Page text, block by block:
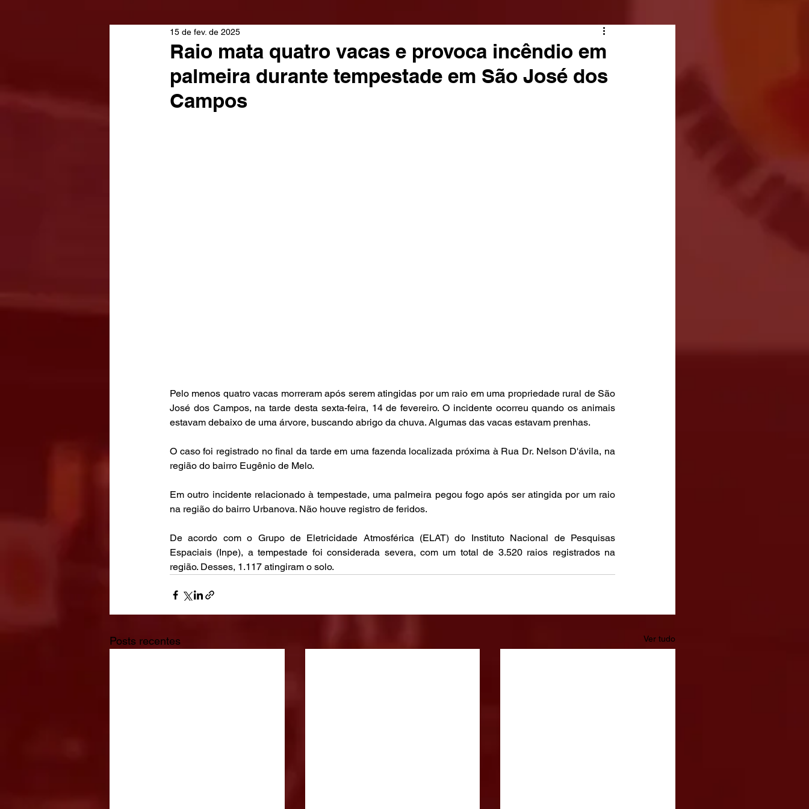
Raio mata quatro vacas e provoca incêndio em
palmeira durante tempestade em São José dos
Campos
15 de fev. de 2025
Pelo menos quatro vacas morreram após serem atingidas por um raio em uma propriedade rural de São
José dos Campos, na tarde desta sexta-feira, 14 de fevereiro. O incidente ocorreu quando os animais
estavam debaixo de uma árvore, buscando abrigo da chuva. Algumas das vacas estavam prenhas.
O caso foi registrado no final da tarde em uma fazenda localizada próxima à Rua Dr. Nelson D'ávila, na
região do bairro Eugênio de Melo.
Em outro incidente relacionado à tempestade, uma palmeira pegou fogo após ser atingida por um raio
na região do bairro Urbanova. Não houve registro de feridos.
De acordo com o Grupo de Eletricidade Atmosférica (ELAT) do Instituto Nacional de Pesquisas
Espaciais (Inpe), a tempestade foi considerada severa, com um total de 3.520 raios registrados na
região. Desses, 1.117 atingiram o solo.
Posts recentes Ver tudo